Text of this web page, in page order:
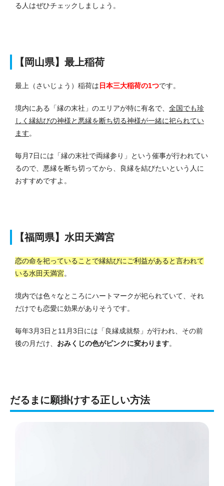
る人はぜひチェックしましょう。
【岡山県】最上稲荷
最上（さいじょう）稲荷は 日本三大稲荷の1つです。
境内にある「縁の末社」のエリアが特に有名で、 全国でも珍
しく縁結びの神様と悪縁を断ち切る神様が一緒に祀られてい
ます。
毎月7日には「縁の末社で両縁参り」という催事が行われてい
るので、悪縁を断ち切ってから、良縁を結びたいという人に
おすすめですよ。
【福岡県】水田天満宮
恋の命を祀っていることで縁結びにご利益があると言われて
いる水田天満宮。
境内では色々なところにハートマークが祀られていて、それ
だけでも恋愛に効果がありそうです。
毎年3月3日と11月3日には「良縁成就祭」が行われ、その前
後の月だけ、 おみくじの色がピンクに変わります。
だるまに願掛けする正しい方法